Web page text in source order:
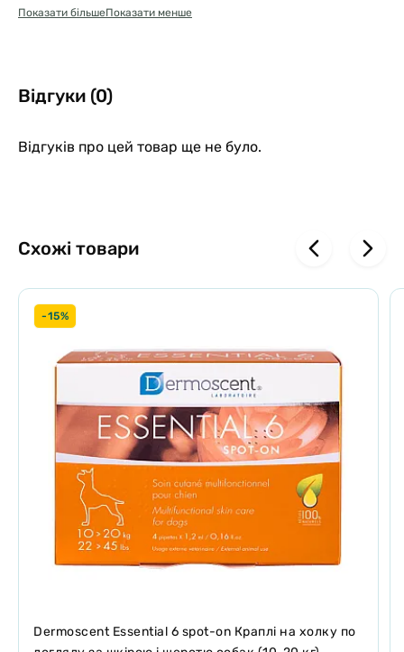
кращого розподілу парфуму. Використовуйте за необхідністю.
Склад:
Вода, розчинник, віддушка, консерванти (феноксіетанол –
етилгексилгліцерин), буферний агент (кислота лимонна), барвник.
Показати більшеПоказати менше
Відгуки (0)
Відгуків про цей товар ще не було.
Схожі товари
-15%
Dermoscent Essential 6 spot-on Краплі на холку по